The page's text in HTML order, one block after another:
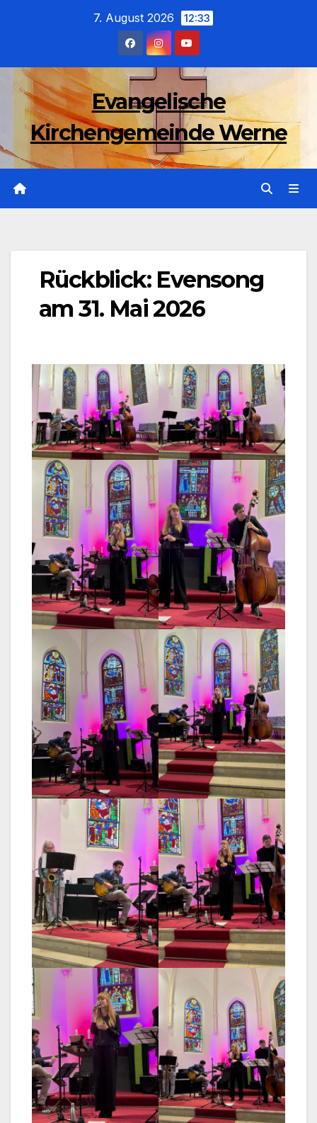
7. August 2026 12:33
Evangelische
Kirchengemeinde Werne
Rückblick: Evensong
am 31. Mai 2026